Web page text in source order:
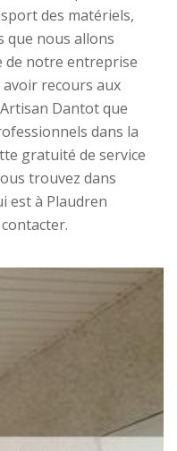
des matériels,
que nous allons
de notre entreprise
recours aux
Dantot que
dans la
gratuité de service
trouvez dans
est à Plaudren